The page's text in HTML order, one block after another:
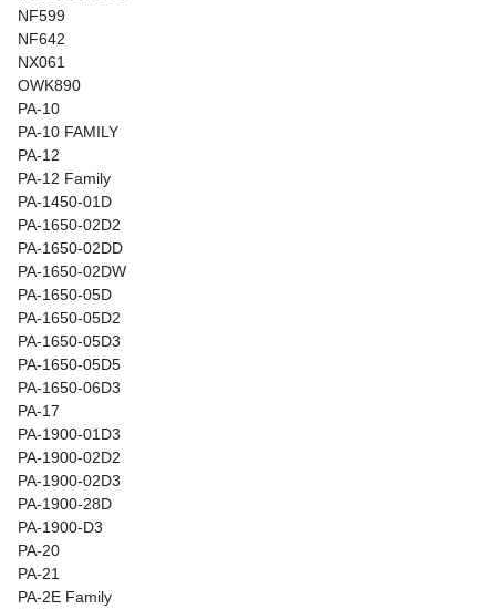
NF599
NF642
NX061
OWK890
PA-10
PA-10 FAMILY
PA-12
PA-12 Family
PA-1450-01D
PA-1650-02D2
PA-1650-02DD
PA-1650-02DW
PA-1650-05D
PA-1650-05D2
PA-1650-05D3
PA-1650-05D5
PA-1650-06D3
PA-17
PA-1900-01D3
PA-1900-02D2
PA-1900-02D3
PA-1900-28D
PA-1900-D3
PA-20
PA-21
PA-2E Family